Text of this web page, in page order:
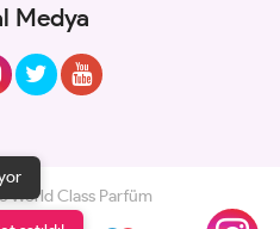
Medya
World Class Parfüm